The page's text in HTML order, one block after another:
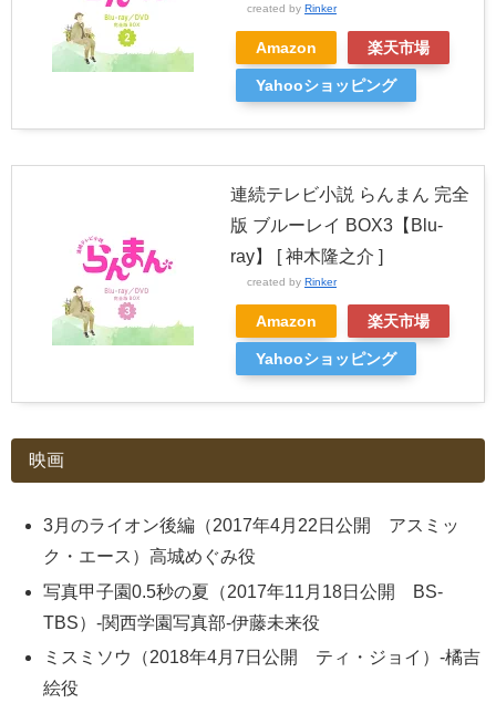
created by Rinker
Amazon 楽天市場
Yahooショッピング
連続テレビ小説 らんまん 完全
版 ブルーレイ BOX3【Blu-
ray】 [ 神木隆之介 ]
created by Rinker
Amazon 楽天市場
Yahooショッピング
映画
3月のライオン後編（2017年4月22日公開 アスミッ
ク・エース）高城めぐみ役
写真甲子園0.5秒の夏（2017年11月18日公開 BS-
TBS）-関西学園写真部-伊藤未来役
ミスミソウ（2018年4月7日公開 ティ・ジョイ）-橘吉
絵役